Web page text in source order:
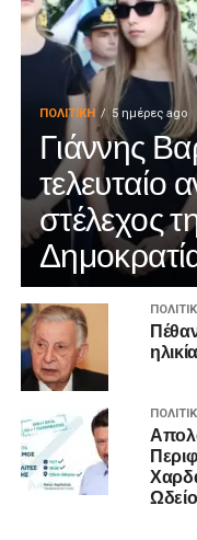
ΠΟΛΙΤΙΚΉ 5 ημέρες ago
Γιάννης
τελευταίο
στέλεχος